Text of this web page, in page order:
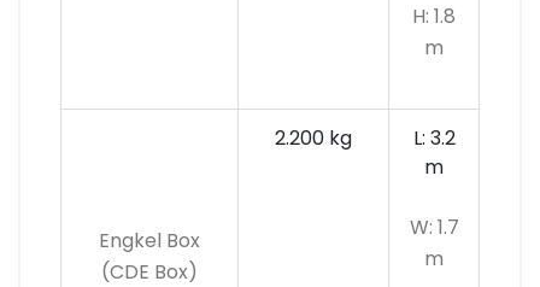
H: 1.8
m
Engkel Box
(CDE Box)
2.200 kg
L: 3.2
m
W: 1.7
m